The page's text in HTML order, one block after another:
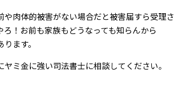
肉体的被害がない場合だと被害届すら受理さ
！お前も家族もどうなっても知らんから
ます。
ミ金に強い司法書士に相談してください。